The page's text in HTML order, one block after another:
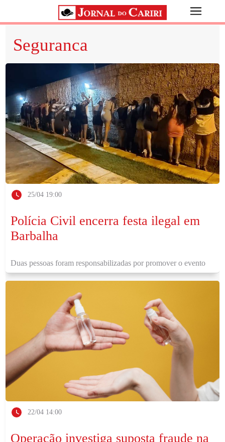
Seguranca
25/04 19:00
Polícia Civil encerra festa ilegal em
Barbalha
Duas pessoas foram responsabilizadas por promover o evento
22/04 14:00
Operação investiga suposta fraude na